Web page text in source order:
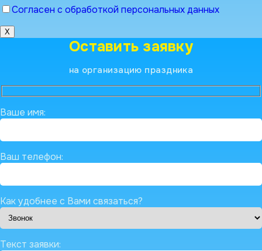
Согласен с обработкой персональных данных
X
Оставить заявку
на организацию праздника
Ваше имя:
Ваш телефон:
Как удобнее с Вами связаться?
Текст заявки: